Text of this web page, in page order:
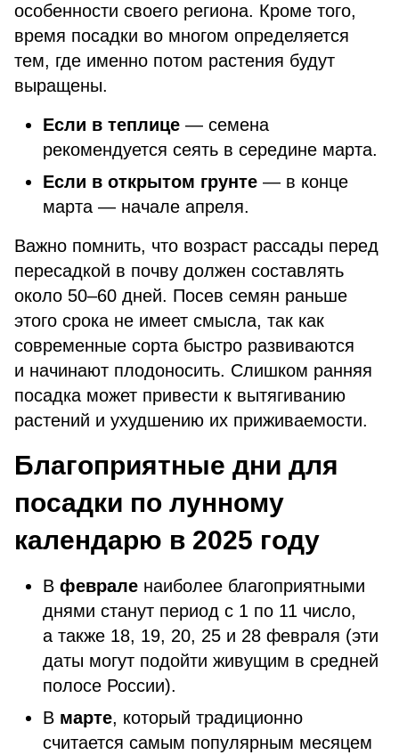
особенности своего региона. Кроме того,
время посадки во многом определяется
тем, где именно потом растения будут
выращены.
Если в теплице — семена
рекомендуется сеять в середине марта.
Если в открытом грунте — в конце
марта — начале апреля.
Важно помнить, что возраст рассады перед
пересадкой в почву должен составлять
около 50–60 дней. Посев семян раньше
этого срока не имеет смысла, так как
современные сорта быстро развиваются
и начинают плодоносить. Слишком ранняя
посадка может привести к вытягиванию
растений и ухудшению их приживаемости.
Благоприятные дни для
посадки по лунному
календарю в 2025 году
В феврале наиболее благоприятными
днями станут период с 1 по 11 число,
а также 18, 19, 20, 25 и 28 февраля (эти
даты могут подойти живущим в средней
полосе России).
В марте, который традиционно
считается самым популярным месяцем